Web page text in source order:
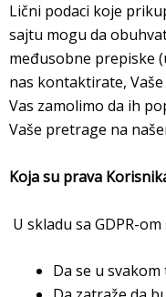
Lični podaci koje
sajtu mogu da
međusobne prepiske
nas kontaktirate,
Vas zamolimo da ih
Vaše pretrage na
Koja su prava
U skladu sa GDPR-
Da se u